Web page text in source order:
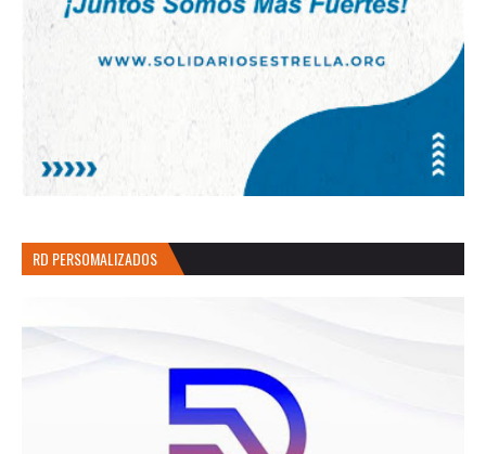
RD PERSOMALIZADOS